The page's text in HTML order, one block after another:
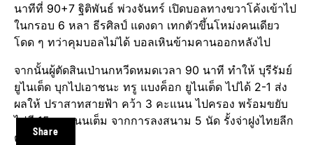
Share
นาทีที่ 90+7 ฐิติพันธ์ พ่วงจันทร์ เปิดบอลทางขวาโค้งเข้าไป
ในกรอบ 6 หลา ธีรศิลป์ แดงดา เทกตัวขึ้นโหม่งคนเดียว
โดด ๆ ทว่าคุมบอลไม่ได้ บอลเหินข้ามคานออกหลังไป
จากนั้นผู้ตัดสินเป่านกหวีดหมดเวลา 90 นาที ทำให้ บุรีรัมย์
ยูไนเต็ด บุกไปเอาชนะ ทรู แบงค็อก ยูไนเต็ด ไปได้ 2-1 ส่ง
ผลให้ ปราสาทสายฟ้า คว้า 3 คะแนน ไปครอง พร้อมขยับ
ไปมี 15 คะแนนเต็ม จากการลงสนาม 5 นัด รั้งจ่าฝูงไทยลีก
ต่อไป